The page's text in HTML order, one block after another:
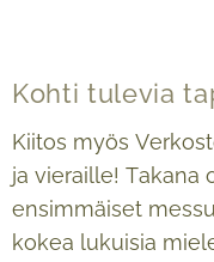
Kohti tulevia
Kiitos myös
ja vieraille! Takana
ensimmäiset
kokea lukuisia